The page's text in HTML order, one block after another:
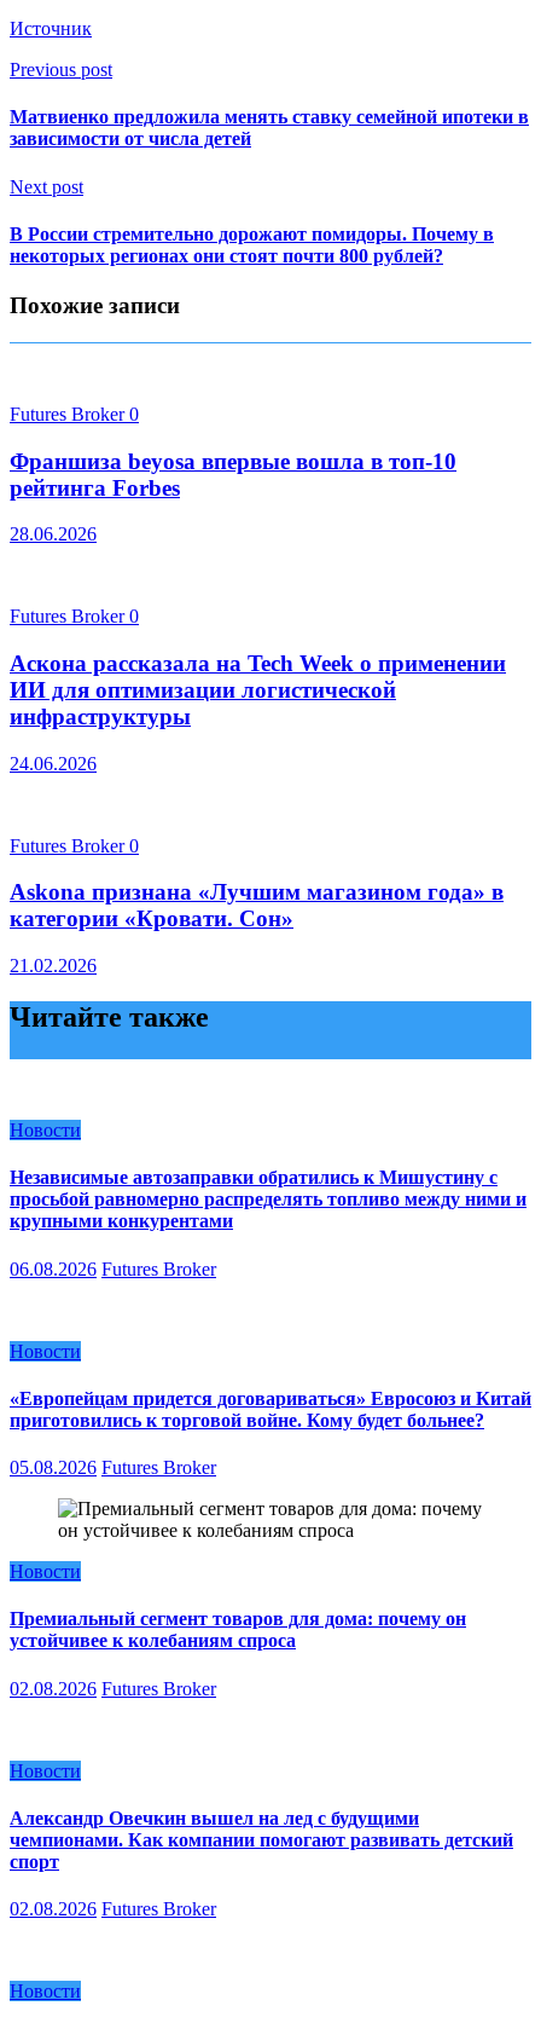
Источник
Previous post
Матвиенко предложила менять ставку семейной ипотеки в
зависимости от числа детей
Next post
В России стремительно дорожают помидоры. Почему в
некоторых регионах они стоят почти 800 рублей?
Похожие записи
Futures Broker0
Франшиза beyosa впервые вошла в топ-10
рейтинга Forbes
28.06.2026
Futures Broker0
Аскона рассказала на Tech Week о применении
ИИ для оптимизации логистической
инфраструктуры
24.06.2026
Futures Broker0
Askona признана «Лучшим магазином года» в
категории «Кровати. Сон»
21.02.2026
Читайте также
Новости
Независимые автозаправки обратились к Мишустину с
просьбой равномерно распределять топливо между ними и
крупными конкурентами
06.08.2026 Futures Broker
Новости
«Европейцам придется договариваться» Евросоюз и Китай
приготовились к торговой войне. Кому будет больнее?
05.08.2026 Futures Broker
Новости
Премиальный сегмент товаров для дома: почему он
устойчивее к колебаниям спроса
02.08.2026 Futures Broker
Новости
Александр Овечкин вышел на лед с будущими
чемпионами. Как компании помогают развивать детский
спорт
02.08.2026 Futures Broker
Новости